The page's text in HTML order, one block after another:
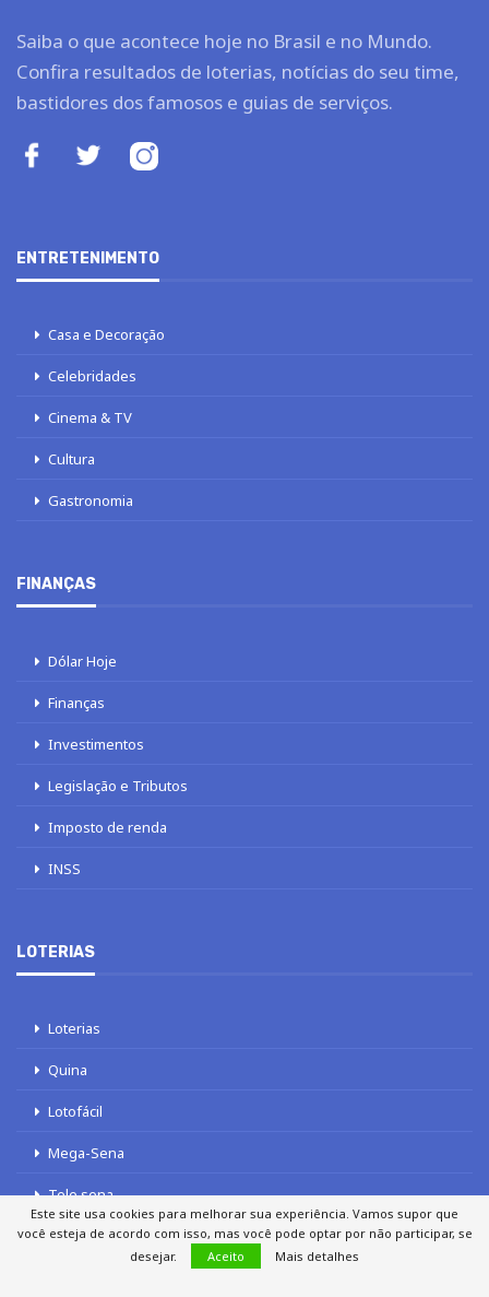
Saiba o que acontece hoje no Brasil e no Mundo.
Confira resultados de loterias, notícias do seu time,
bastidores dos famosos e guias de serviços.
ENTRETENIMENTO
Casa e Decoração
Celebridades
Cinema & TV
Cultura
Gastronomia
FINANÇAS
Dólar Hoje
Finanças
Investimentos
Legislação e Tributos
Imposto de renda
INSS
LOTERIAS
Loterias
Quina
Lotofácil
Mega-Sena
Tele sena
Este site usa cookies para melhorar sua experiência. Vamos supor que
você esteja de acordo com isso, mas você pode optar por não participar, se
desejar.
Aceito Mais detalhes